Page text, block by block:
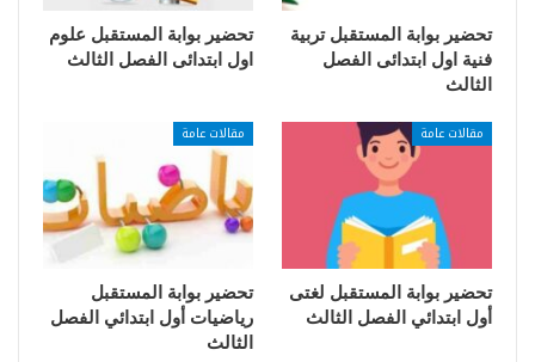
تحضير بوابة المستقبل تربية
فنية اول ابتدائى الفصل
الثالث
تحضير بوابة المستقبل علوم
اول ابتدائى الفصل الثالث
مقالات عامة
تحضير بوابة المستقبل لغتى
أول ابتدائي الفصل الثالث
مقالات عامة
تحضير بوابة المستقبل
رياضيات أول ابتدائي الفصل
الثالث